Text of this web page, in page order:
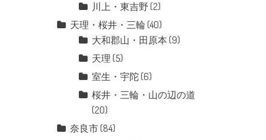
川上・東吉野 (2)
天理・桜井・三輪 (40)
大和郡山・田原本 (9)
天理 (5)
室生・宇陀 (6)
桜井・三輪・山の辺の道
(20)
奈良市 (84)